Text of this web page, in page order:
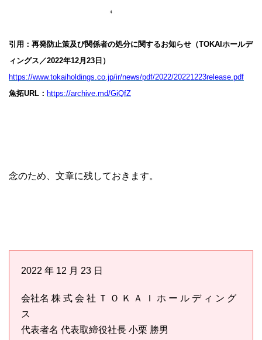
引用：再発防止策及び関係者の処分に関するお知らせ（TOKAIホールデ
ィングス／2022年12月23日）
https://www.tokaiholdings.co.jp/ir/news/pdf/2022/20221223release.pdf
魚拓URL： https://archive.md/GiQfZ
念のため、文章に残しておきます。
2022 年 12 月 23 日
会社名 株 式 会 社 Ｔ Ｏ Ｋ Ａ Ｉ ホ ー ル デ ィ ン グ
ス
代表者名 代表取締役社長 小栗 勝男